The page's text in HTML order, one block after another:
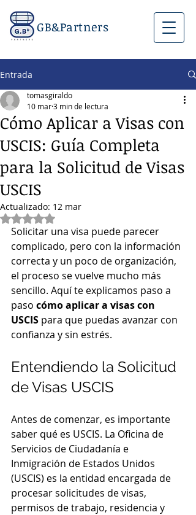
GB&Partners
Entrada
Cómo Aplicar a Visas con
USCIS: Guía Completa
para la Solicitud de Visas
USCIS
tomasgiraldo
10 mar3 min de lectura
Actualizado: 12 mar
Obtuvo NaN de 5 estrellas.
Solicitar una visa puede parecer
complicado, pero con la información
correcta y un poco de organización,
el proceso se vuelve mucho más
sencillo. Aquí te explicamos paso a
paso cómo aplicar a visas con
USCIS para que puedas avanzar con
confianza y sin estrés.
Entendiendo la Solicitud
de Visas USCIS
Antes de comenzar, es importante
saber qué es USCIS. La Oficina de
Servicios de Ciudadanía e
Inmigración de Estados Unidos
(USCIS) es la entidad encargada de
procesar solicitudes de visas,
permisos de trabajo, residencia y